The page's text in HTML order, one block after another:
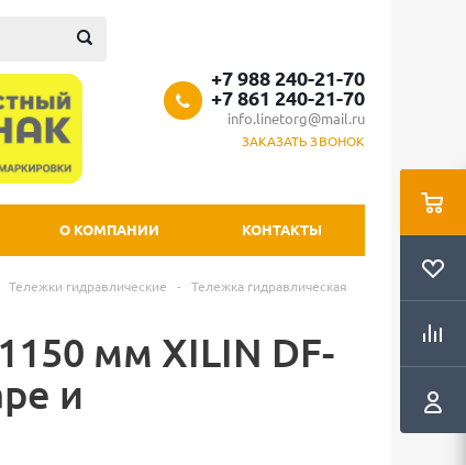
+7 988 240-21-70
+7 861 240-21-70
info.linetorg@mail.ru
ЗАКАЗАТЬ ЗВОНОК
О КОМПАНИИ КОНТАКТЫ
Тележки гидравлические -
Тележка гидравлическая
мм XILIN DF-
и